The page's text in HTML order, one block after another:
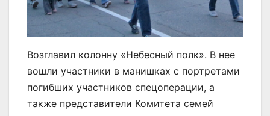
Возглавил колонну «Небесный полк». В нее
вошли участники в манишках с портретами
погибших участников спецоперации, а
также представители Комитета семей